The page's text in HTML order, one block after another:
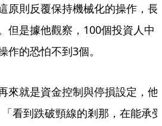
原則反覆保持機械化的操作，長
但是據他觀察，100個投資人中
作的恐怕不到3個。
來就是資金控制與停損設定，他
看到跌破頸線的剎那，在能承受